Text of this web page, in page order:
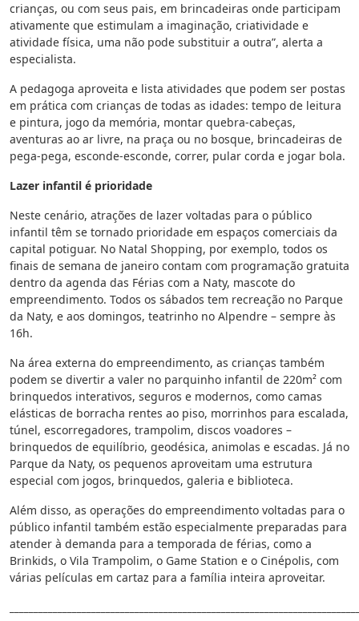
crianças, ou com seus pais, em brincadeiras onde participam
ativamente que estimulam a imaginação, criatividade e
atividade física, uma não pode substituir a outra”, alerta a
especialista.
A pedagoga aproveita e lista atividades que podem ser postas
em prática com crianças de todas as idades: tempo de leitura
e pintura, jogo da memória, montar quebra-cabeças,
aventuras ao ar livre, na praça ou no bosque, brincadeiras de
pega-pega, esconde-esconde, correr, pular corda e jogar bola.
Lazer infantil é prioridade
Neste cenário, atrações de lazer voltadas para o público
infantil têm se tornado prioridade em espaços comerciais da
capital potiguar. No Natal Shopping, por exemplo, todos os
finais de semana de janeiro contam com programação gratuita
dentro da agenda das Férias com a Naty, mascote do
empreendimento. Todos os sábados tem recreação no Parque
da Naty, e aos domingos, teatrinho no Alpendre – sempre às
16h.
Na área externa do empreendimento, as crianças também
podem se divertir a valer no parquinho infantil de 220m² com
brinquedos interativos, seguros e modernos, como camas
elásticas de borracha rentes ao piso, morrinhos para escalada,
túnel, escorregadores, trampolim, discos voadores –
brinquedos de equilíbrio, geodésica, animolas e escadas. Já no
Parque da Naty, os pequenos aproveitam uma estrutura
especial com jogos, brinquedos, galeria e biblioteca.
Além disso, as operações do empreendimento voltadas para o
público infantil também estão especialmente preparadas para
atender à demanda para a temporada de férias, como a
Brinkids, o Vila Trampolim, o Game Station e o Cinépolis, com
várias películas em cartaz para a família inteira aproveitar.